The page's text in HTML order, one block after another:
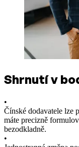
Shrnutí v
•
Čínské dodavatele lze
máte precizně
bezodkladně.
•